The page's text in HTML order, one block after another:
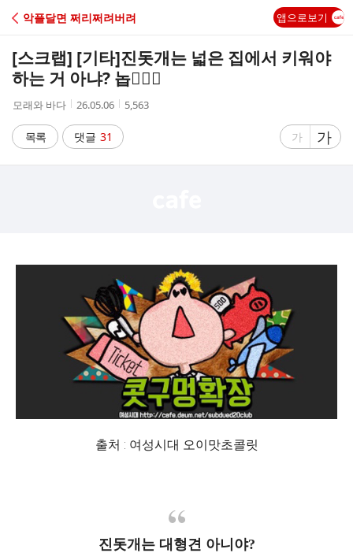
C
A
악플달면 쩌리쩌려버려 앱으로보기
[스크랩] [기타]진돗개는 넓은 집에서 키워야
하는 거 아냐? 놉🙅🏻‍♀️
작
자
모래와 바다
작
시
간
26.05.06
조
5,563
목록 댓글 31
글
가
글
자
가
출처 : 여성시대 오이맛초콜릿
진돗개는 대형견 아니야?